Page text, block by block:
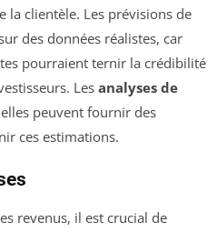
la clientèle. Les prévisions de
des données réalistes, car
pourraient ternir la crédibilité
Les analyses de
peuvent fournir des
ces estimations.
revenus, il est crucial de